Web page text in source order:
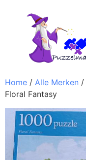
Home / Alle Merken /
Floral Fantasy